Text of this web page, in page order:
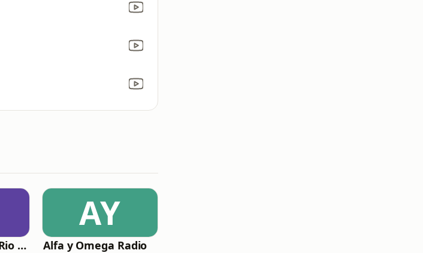
Radio Cristiana Rio de Dios
AY
Alfa y Omega Radio